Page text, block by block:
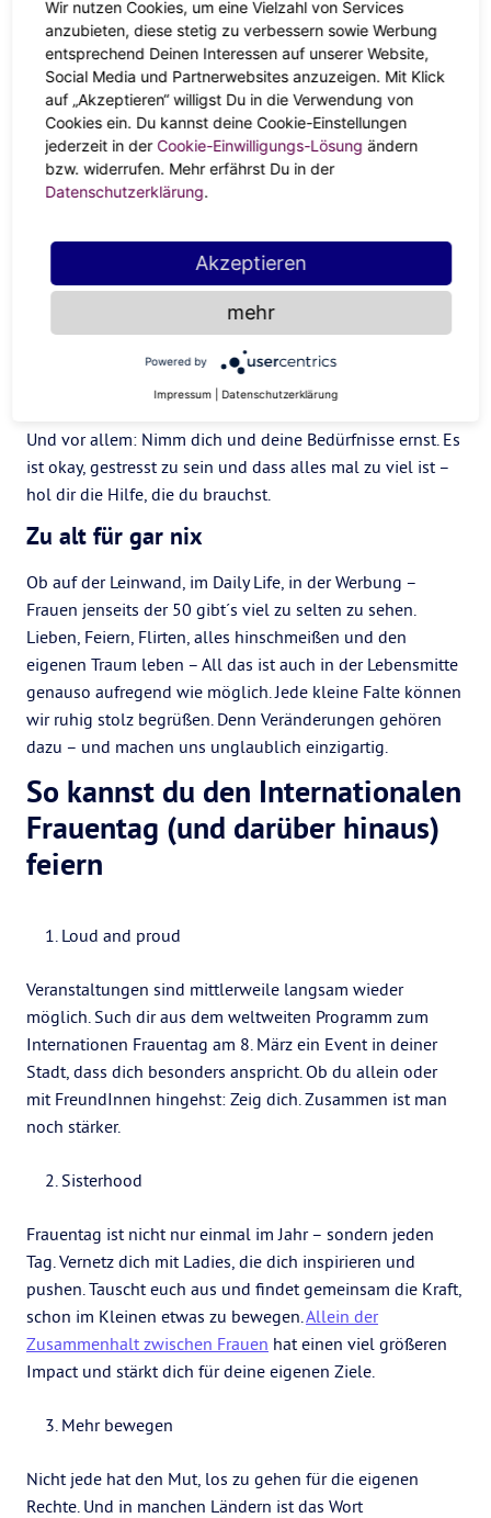
Entscheidungen.Wenn du merkst, dass dir dein Beruf nicht
mehr genügtoder es Zeit für einen Positions- oder
Gehaltswechsel ist, dann sprich darüber und fordere ein,
was dir zusteht.
#working mom
Mama kann alles? Klar. Aber muss sie das? Wir leben
immer noch das klassische Rollenmodell, in dem das
dass die Moms von heute neben Kids und dem Haushalt
auch arbeiten gehen, MILF, beste Freundin, top gestylt
und fit und bei all dem immer entspannt sein sollen.
Du bist eine Mama – du hast Leben hervorgebracht! Allein
Und vor allem: Nimm dich und deine Bedürfnisse ernst. Es
ist okay, gestresst zu sein und dass alles mal zu viel ist –
hol dir die Hilfe, die du brauchst.
Zu alt für gar nix
Ob auf der Leinwand, im Daily Life, in der Werbung –
Frauen jenseits der 50 gibt´s viel zu selten zu sehen.
Lieben, Feiern, Flirten, alles hinschmeißen und den
eigenen Traum leben – All das ist auch in der Lebensmitte
genauso aufregend wie möglich. Jede kleine Falte können
wir ruhig stolz begrüßen. Denn Veränderungen gehören
dazu – und machen uns unglaublich einzigartig.
So kannst du den Internationalen
Frauentag (und darüber hinaus)
feiern
Loud and proud
Veranstaltungen sind mittlerweile langsam wieder
möglich. Such dir aus dem weltweiten Programm zum
Internationen Frauentag am 8. März ein Event in deiner
Stadt, dass dich besonders anspricht. Ob du allein oder
mit FreundInnen hingehst: Zeig dich. Zusammen ist man
noch stärker.
Sisterhood
Frauentag ist nicht nur einmal im Jahr – sondern jeden
Tag. Vernetz dich mit Ladies, die dich inspirieren und
pushen. Tauscht euch aus und findet gemeinsam die Kraft,
schon im Kleinen etwas zu bewegen.Allein der
Zusammenhalt zwischen Frauen hat einen viel größeren
Impact und stärkt dich für deine eigenen Ziele.
Mehr bewegen
Nicht jede hat den Mut, los zu gehen für die eigenen
Rechte. Und in manchen Ländern ist das Wort
Wir nutzen Cookies, um eine Vielzahl von Services
anzubieten, diese stetig zu verbessern sowie Werbung
entsprechend Deinen Interessen auf unserer Website,
Social Media und Partnerwebsites anzuzeigen. Mit Klick
auf „Akzeptieren“ willigst Du in die Verwendung von
Cookies ein. Du kannst deine Cookie-Einstellungen
jederzeit in der Cookie-Einwilligungs-Lösung ändern
bzw. widerrufen. Mehr erfährst Du in der
Datenschutzerklärung.
Akzeptieren
mehr
Powered by
Impressum Datenschutzerklärung